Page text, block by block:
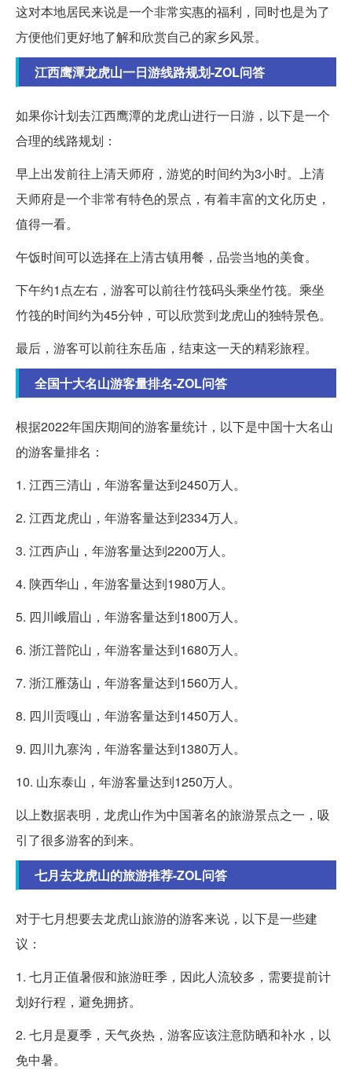
这对本地居民来说是一个非常实惠的福利，同时也是为了
方便他们更好地了解和欣赏自己的家乡风景。
江西鹰潭龙虎山一日游线路规划-ZOL问答
如果你计划去江西鹰潭的龙虎山进行一日游，以下是一个
合理的线路规划：
早上出发前往上清天师府，游览的时间约为3小时。上清
天师府是一个非常有特色的景点，有着丰富的文化历史，
值得一看。
午饭时间可以选择在上清古镇用餐，品尝当地的美食。
下午约1点左右，游客可以前往竹筏码头乘坐竹筏。乘坐
竹筏的时间约为45分钟，可以欣赏到龙虎山的独特景色。
最后，游客可以前往东岳庙，结束这一天的精彩旅程。
全国十大名山游客量排名-ZOL问答
根据2022年国庆期间的游客量统计，以下是中国十大名山
的游客量排名：
1. 江西三清山，年游客量达到2450万人。
2. 江西龙虎山，年游客量达到2334万人。
3. 江西庐山，年游客量达到2200万人。
4. 陕西华山，年游客量达到1980万人。
5. 四川峨眉山，年游客量达到1800万人。
6. 浙江普陀山，年游客量达到1680万人。
7. 浙江雁荡山，年游客量达到1560万人。
8. 四川贡嘎山，年游客量达到1450万人。
9. 四川九寨沟，年游客量达到1380万人。
10. 山东泰山，年游客量达到1250万人。
以上数据表明，龙虎山作为中国著名的旅游景点之一，吸
引了很多游客的到来。
七月去龙虎山的旅游推荐-ZOL问答
对于七月想要去龙虎山旅游的游客来说，以下是一些建
议：
1. 七月正值暑假和旅游旺季，因此人流较多，需要提前计
划好行程，避免拥挤。
2. 七月是夏季，天气炎热，游客应该注意防晒和补水，以
免中暑。